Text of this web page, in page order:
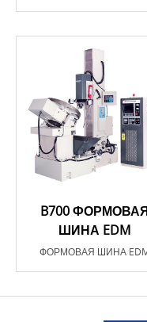
B700
ШИНА EDM
ФОРМОВАЯ ШИНА